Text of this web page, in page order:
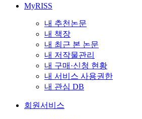
MyRISS
내 추천논문
내 책장
내 최근 본 논문
내 저작물관리
내 구매·신청 현황
내 서비스 사용권한
내 관심 DB
회원서비스